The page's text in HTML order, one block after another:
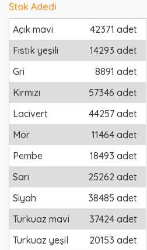
Stok Adedi
Açık mavi
42371 adet
Fıstık yeşili
14293 adet
Gri
8891 adet
Kırmızı
57346 adet
Lacivert
44257 adet
Mor
11464 adet
Pembe
18493 adet
Sarı
25262 adet
Siyah
38485 adet
Turkuaz mavi
37424 adet
Turkuaz yeşil
20153 adet